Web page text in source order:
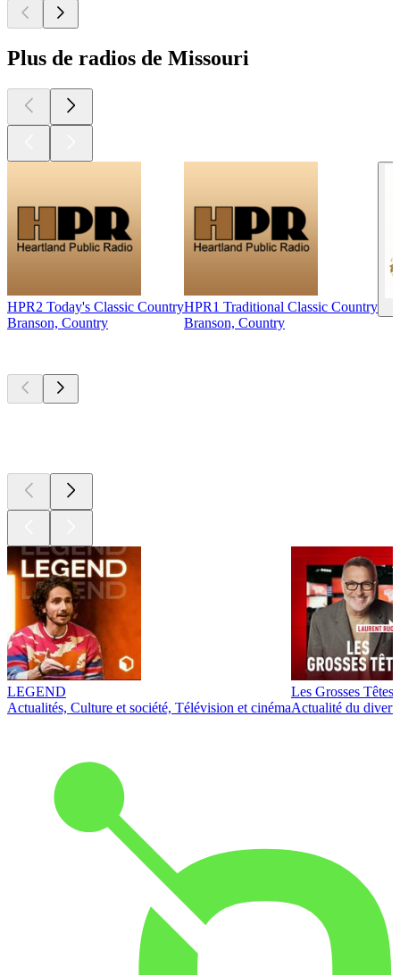
Plus de radios de Missouri
HPR2 Today's Classic Country
Branson, Country
HPR1 Traditional Classic Country
Branson, Country
LEGEND
Actualités, Culture et société, Télévision et cinéma
Les Grosses Têtes
Actualité du